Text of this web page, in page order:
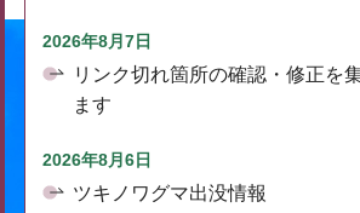
2026年8月7日
リンク切れ箇所の確認・修正を
ます
2026年8月6日
ツキノワグマ出没情報